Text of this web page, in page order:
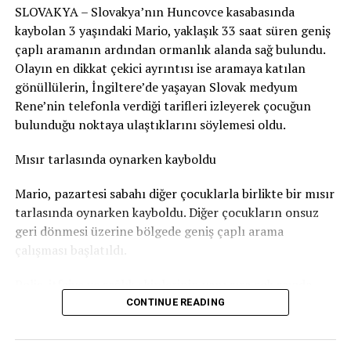
#uçuşgecikmesi #avrupabirliği #yolcuhakları #tazminat
LUZERN’DE BİR ANNE VE ÜÇ ÇOCUĞUN ZORLA TÜRKİYE’YE
Kadının kimliği ve uyruğu açıklanmadı
Atounane’nin yardım ettiği kadının 67 yaşında olduğu
yönünde bilgiler bulunuyor. Ancak kadının adı ve uyruğu
resmi olarak açıklanmış değil.
Aynı şekilde saldırganın uyruğuna ilişkin de doğrulanmış
bir açıklama bulunmuyor.
Şüpheli yakalanarak tutuklandı
Saldırının ardından şüpheli polis tarafından yakalandı
ve tutuklandı. Soruşturma hâkimi ayrıca şüphelinin
Brüksel Savcılığı tarafından yürütülen soruşturma
devam ediyor.
SLOVAKYA – Slovakya’nın Huncovce kasabasında
kaybolan 3 yaşındaki Mario, yaklaşık 33 saat süren geniş
çaplı aramanın ardından ormanlık alanda sağ bulundu.
Olayın en dikkat çekici ayrıntısı ise aramaya katılan
gönüllülerin, İngiltere’de yaşayan Slovak medyum
Rene’nin telefonla verdiği tarifleri izleyerek çocuğun
bulunduğu noktaya ulaştıklarını söylemesi oldu.
Mısır tarlasında oynarken kayboldu
Mario, pazartesi sabahı diğer çocuklarla birlikte bir mısır
tarlasında oynarken kayboldu. Diğer çocukların onsuz
geri dönmesi üzerine bölgede geniş çaplı arama
çalışması başlatıldı.
gönüllü aramaya katıldı. Slovak basınında yer alan
bilgilere göre, bölgedeki Roman yerleşiminden yaklaşık
450 kişi de çalışmalara destek verdi.
CONTINUE READING